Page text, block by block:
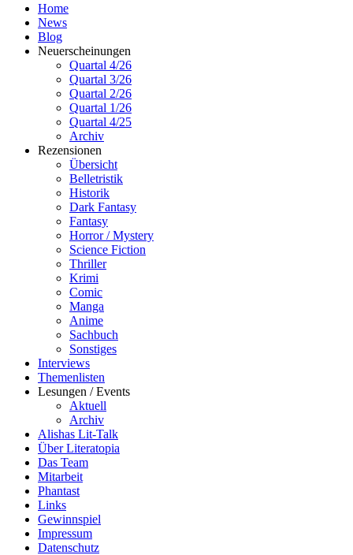
Home
News
Blog
Neuerscheinungen
Quartal 4/26
Quartal 3/26
Quartal 2/26
Quartal 1/26
Quartal 4/25
Archiv
Rezensionen
Übersicht
Belletristik
Historik
Dark Fantasy
Fantasy
Horror / Mystery
Science Fiction
Thriller
Krimi
Comic
Manga
Anime
Sachbuch
Sonstiges
Interviews
Themenlisten
Lesungen / Events
Aktuell
Archiv
Alishas Lit-Talk
Über Literatopia
Das Team
Mitarbeit
Phantast
Links
Gewinnspiel
Impressum
Datenschutz